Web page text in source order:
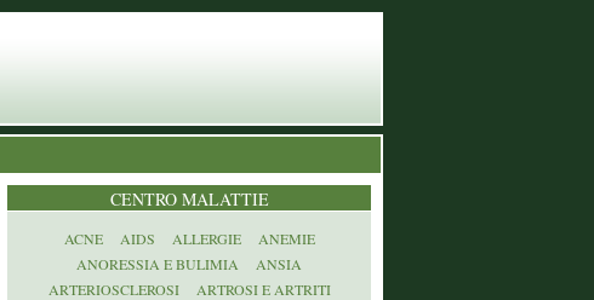
CENTRO MALATTIE
ACNE AIDS ALLERGIE
ANEMIE
ANORESSIA E BULIMIA
ANSIA
ARTERIOSCLEROSI
ARTROSI E ARTRITI